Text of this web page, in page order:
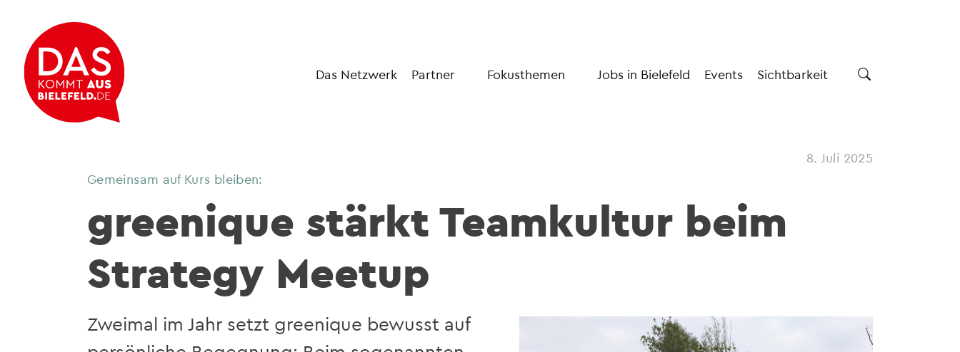
Das Netzwerk Partner Fokusthemen Jobs in Bielefeld Events Sichtbarkeit
8. Juli 2025
Gemeinsam auf Kurs bleiben:
greenique stärkt Teamkultur beim
Strategy Meetup
Zweimal im Jahr setzt greenique bewusst auf